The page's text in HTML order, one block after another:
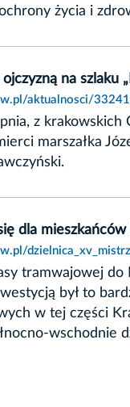
życia i
ojczyzną na szlaku
aktualnosci/
z
marszałka
dla
tramwajowej do
był to
w tej części
wschodnie